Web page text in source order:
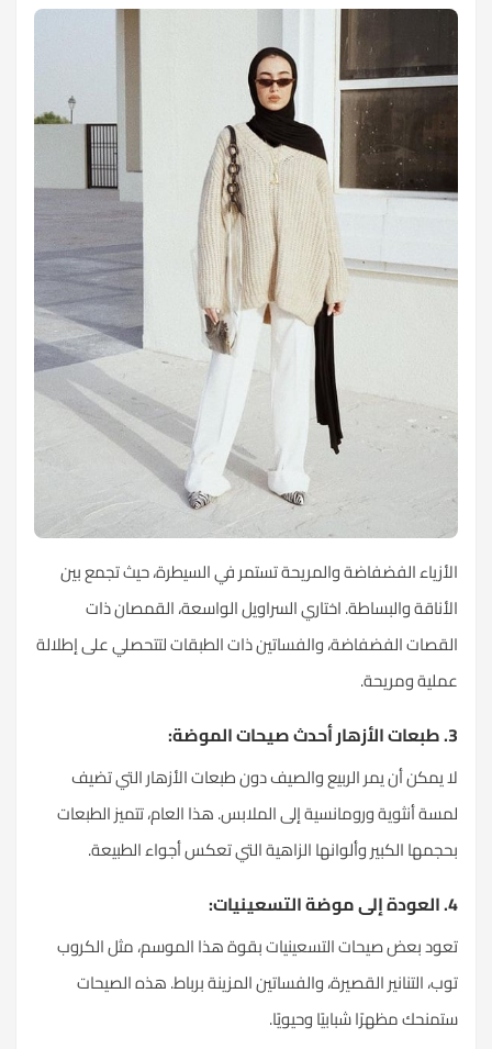
الأزياء الفضفاضة والمريحة تستمر في السيطرة، حيث تجمع بين
الأناقة والبساطة. اختاري السراويل الواسعة، القمصان ذات
القصات الفضفاضة، والفساتين ذات الطبقات لتتحصلي على إطلالة
عملية ومريحة.
3. طبعات الأزهار أحدث صيحات الموضة:
لا يمكن أن يمر الربيع والصيف دون طبعات الأزهار التي تضيف
لمسة أنثوية ورومانسية إلى الملابس. هذا العام، تتميز الطبعات
بحجمها الكبير وألوانها الزاهية التي تعكس أجواء الطبيعة.
4. العودة إلى موضة التسعينيات:
تعود بعض صيحات التسعينيات بقوة هذا الموسم، مثل الكروب
توب، التنانير القصيرة، والفساتين المزينة برباط. هذه الصيحات
ستمنحك مظهرًا شبابيًا وحيويًا.